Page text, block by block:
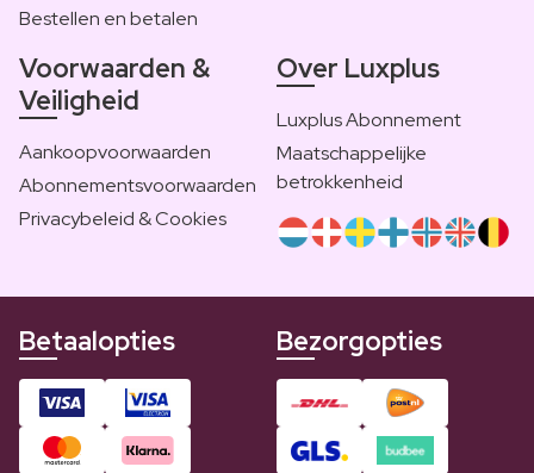
Bestellen en betalen
Voorwaarden &
Veiligheid
Aankoopvoorwaarden
Abonnementsvoorwaarden
Privacybeleid & Cookies
Over Luxplus
Luxplus Abonnement
Maatschappelijke
betrokkenheid
Betaalopties Bezorgopties